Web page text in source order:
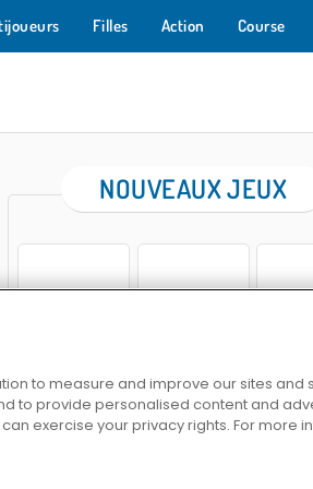
Filles Action Course
NOUVEAUX JEUX
Sausage Man Shooting Adventure SWAT Cats Shooter
to measure and improve our sites and
to provide personalised content and
exercise your privacy rights. For more